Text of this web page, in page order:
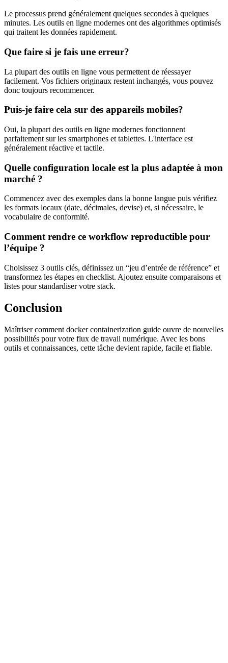
Le processus prend généralement quelques secondes à quelques
minutes. Les outils en ligne modernes ont des algorithmes optimisés
qui traitent les données rapidement.
Que faire si je fais une erreur?
La plupart des outils en ligne vous permettent de réessayer
facilement. Vos fichiers originaux restent inchangés, vous pouvez
donc toujours recommencer.
Puis-je faire cela sur des appareils mobiles?
Oui, la plupart des outils en ligne modernes fonctionnent
parfaitement sur les smartphones et tablettes. L'interface est
généralement réactive et tactile.
Quelle configuration locale est la plus adaptée à mon
marché ?
Commencez avec des exemples dans la bonne langue puis vérifiez
les formats locaux (date, décimales, devise) et, si nécessaire, le
vocabulaire de conformité.
Comment rendre ce workflow reproductible pour
l’équipe ?
Choisissez 3 outils clés, définissez un “jeu d’entrée de référence” et
transformez les étapes en checklist. Ajoutez ensuite comparaisons et
listes pour standardiser votre stack.
Conclusion
Maîtriser comment docker containerization guide ouvre de nouvelles
possibilités pour votre flux de travail numérique. Avec les bons
outils et connaissances, cette tâche devient rapide, facile et fiable.